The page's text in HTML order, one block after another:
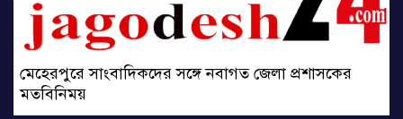
মেহেরপুরে সাংবাদিকদের সঙ্গে নবাগত জেলা প্রশাসকের
মতবিনিময়